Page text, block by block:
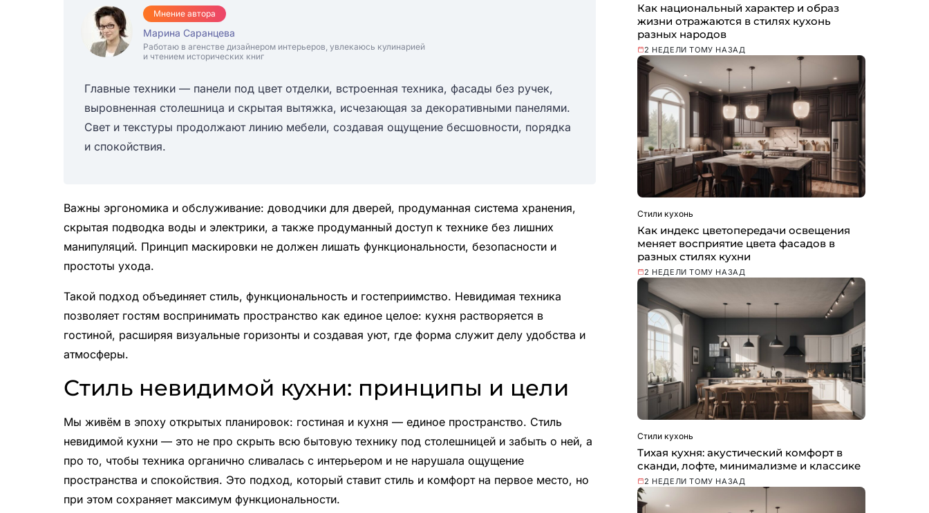
Мнение автора
Марина Саранцева
Работаю в агенстве дизайнером интерьеров, увлекаюсь кулинарией
и чтением исторических книг
Главные техники — панели под цвет отделки, встроенная техника, фасады без ручек,
выровненная столешница и скрытая вытяжка, исчезающая за декоративными панелями.
Свет и текстуры продолжают линию мебели, создавая ощущение бесшовности, порядка
и спокойствия.
Важны эргономика и обслуживание: доводчики для дверей, продуманная система хранения,
скрытая подводка воды и электрики, а также продуманный доступ к технике без лишних
манипуляций. Принцип маскировки не должен лишать функциональности, безопасности и
простоты ухода.
Такой подход объединяет стиль, функциональность и гостеприимство. Невидимая техника
позволяет гостям воспринимать пространство как единое целое: кухня растворяется в
гостиной, расширяя визуальные горизонты и создавая уют, где форма служит делу удобства и
атмосферы.
Стиль невидимой кухни: принципы и цели
Мы живём в эпоху открытых планировок: гостиная и кухня — единое пространство. Стиль
невидимой кухни — это не про скрыть всю бытовую технику под столешницей и забыть о ней, а
про то, чтобы техника органично сливалаcь с интерьером и не нарушала ощущение
пространства и спокойствия. Это подход, который ставит стиль и комфорт на первое место, но
при этом сохраняет максимум функциональности.
Как национальный характер и образ
жизни отражаются в стилях кухонь
разных народов
2 НЕДЕЛИ ТОМУ НАЗАД
Стили кухонь
Как индекс цветопередачи освещения
меняет восприятие цвета фасадов в
разных стилях кухни
2 НЕДЕЛИ ТОМУ НАЗАД
Стили кухонь
Тихая кухня: акустический комфорт в
сканди, лофте, минимализме и классике
2 НЕДЕЛИ ТОМУ НАЗАД